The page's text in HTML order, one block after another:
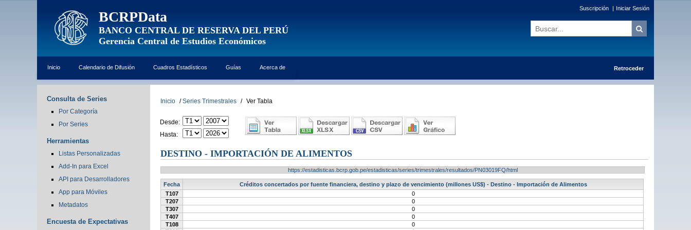
BCRPData
BANCO CENTRAL DE RESERVA DEL PERÚ
Gerencia Central de Estudios Económicos
Suscripción | Iniciar Sesión
Inicio Calendario de Difusión Cuadros Estadísticos Guías Acerca de Retroceder
Consulta de Series
Por Categoría
Por Series
Herramientas
Listas Personalizadas
Add-In para Excel
API para Desarrolladores
App para Móviles
Metadatos
Encuesta de Expectativas
Inicio / Series Trimestrales / Ver Tabla
Desde:
Hasta:
DESTINO - IMPORTACIÓN DE ALIMENTOS
https://estadisticas.bcrp.gob.pe/estadisticas/series/trimestrales/resultados/PN03019FQ/html
Fecha
Créditos concertados por fuente financiera, destino y plazo de vencimiento (millones US$) - Destino - Importación de Alimentos
T107
0
T207
0
T307
0
T407
0
T108
0